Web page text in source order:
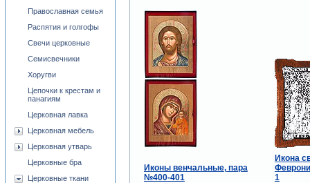
Иконы венчальные, пара
№400-401
Икона
1
Православная семья
Распятия и голгофы
Свечи церковные
Семисвечники
Хоругви
Цепочки к крестам и
панагиям
Церковная лавка
Церковная мебель
Церковная утварь
Церковные бра
Церковные ткани